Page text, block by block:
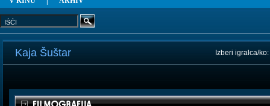
Kaja Šuštar Izberi igralca/ko: